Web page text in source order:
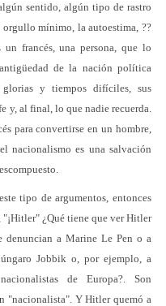
sentido, algún tipo de rastro
mínimo, la autoestima, ??
francés, una persona, que lo
de la nación política
glorias y tiempos difíciles, sus
y, al final, lo que nadie recuerda.
para convertirse en un hombre,
nacionalismo es una salvación
tipo de argumentos, entonces
"¡Hitler" ¿Qué tiene que ver Hitler
denuncian a Marine Le Pen o a
Jobbik o, por ejemplo, a
de Europa?. Son
"nacionalista". Y Hitler quemó a